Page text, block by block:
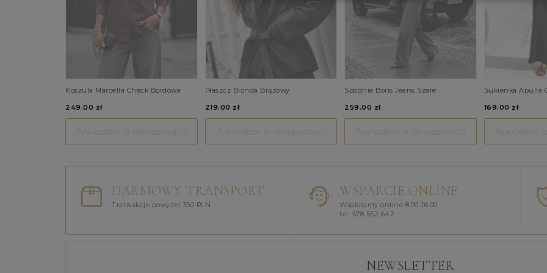
Koszula Marcella Check Bordowa
249.00 zł
Powiadom o dostępności!
Płaszcz Bionda Brązowy
219.00 zł
Powiadom o dostępności!
Spodnie Boris Jeans Szare
259.00 zł
Powiadom o dostępności!
Sukienka Apulia
169.00 zł
Powiadom
DARMOWY TRANSPORT
Transakcje powyżej 350 PLN
WSPARCIE ONLINE
Wspieramy online 8.00-16.00
tel. 578 552 642
NEWSLETTER